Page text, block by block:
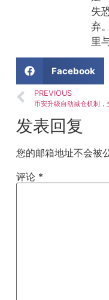
失
弃
里
Facebook
PREVIOUS
币安升级自动减仓机制
发表回复
您的邮箱地址不会被
评论 *